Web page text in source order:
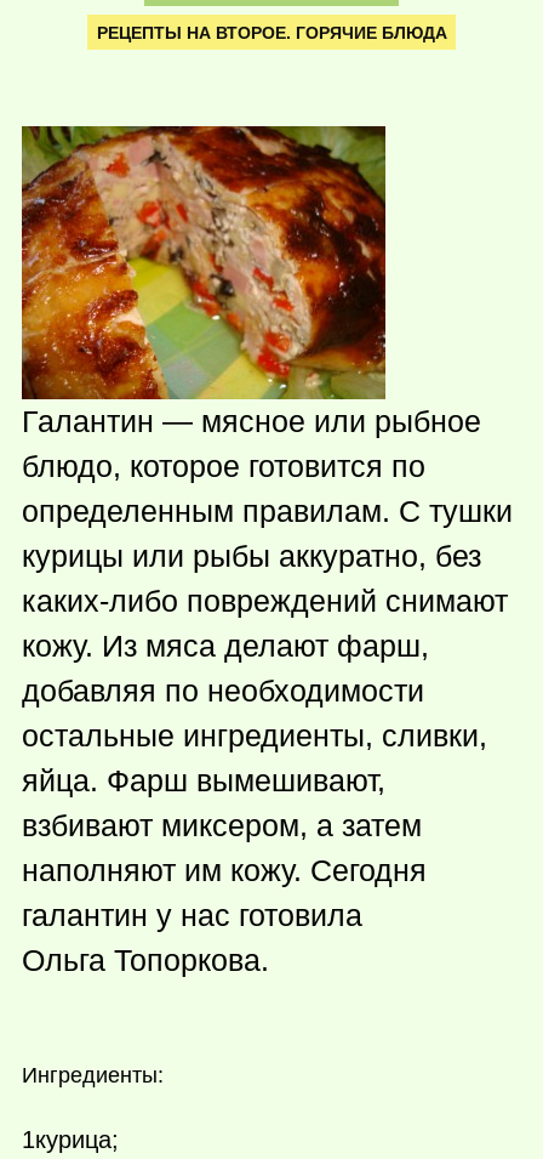
РЕЦЕПТЫ НА ВТОРОЕ. ГОРЯЧИЕ БЛЮДА
Галантин — мясное или рыбное
блюдо, которое готовится по
определенным правилам. С тушки
курицы или рыбы аккуратно, без
каких-либо повреждений снимают
кожу. Из мяса делают фарш,
добавляя по необходимости
остальные ингредиенты, сливки,
яйца. Фарш вымешивают,
взбивают миксером, а затем
наполняют им кожу. Сегодня
галантин у нас готовила
Ольга Топоркова.
Ингредиенты:
1курица;